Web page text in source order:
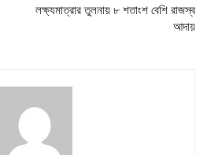
লক্ষ্যমাত্রার তুলনায় ৮ শতাংশ বেশি রাজস্ব
আদায়